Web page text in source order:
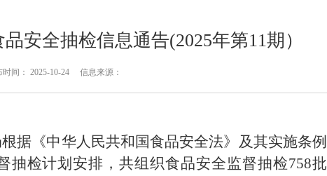
安全抽检信息通告(2025年第11期）
时间： 2025-10-24 信息来源：
据《中华人民共和国食品安全法》及其实施条例
抽检计划安排，共组织食品安全监督抽检758批